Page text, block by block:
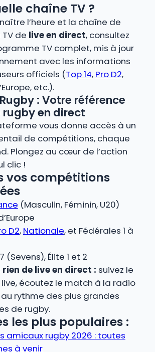
chaîne TV ?
l’heure et la chaîne de
de live en direct, consultez
TV complet, mis à jour
avec les informations
officiels (Top 14, Pro D2,
etc.).
: Votre référence
rugby en direct
vous donne accès à un
de compétitions, chaque
Plongez au cœur de l’action
clic !
vos compétitions
(Masculin, Féminin, U20)
D2, Nationale, et Fédérales 1 à
(Sevens), Élite 1 et 2
rien de live en direct : suivez le
écoutez le match à la radio
rythme des plus grandes
de rugby.
les plus populaires :
amicaux rugby 2026 : toutes
à venir